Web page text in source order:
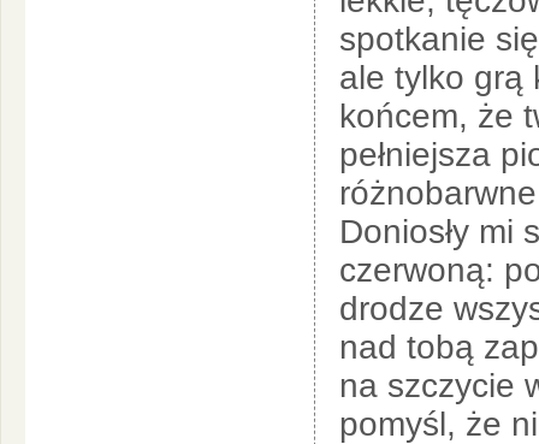
spotkanie
ale tylko grą
końcem, że
pełniejsza
Doniosły mi
czerwoną:
drodze
nad tobą
na szczycie
pomyśl, że